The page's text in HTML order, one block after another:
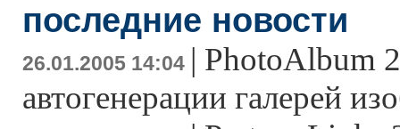
последние новости
26.01.2005 14:04 | PhotoAlbum
автогенерации галерей